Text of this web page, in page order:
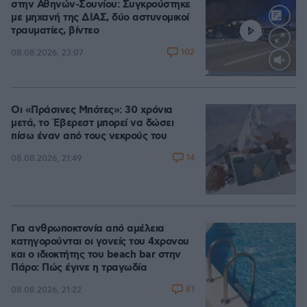
στην Αθηνών-Σουνίου: Συγκρούστηκε
με μηχανή της ΔΙΑΣ, δύο αστυνομικοί
τραυματίες, βίντεο
08.08.2026, 23:07 102
Οι «Πράσινες Μπότες»: 30 χρόνια
μετά, το Έβερεστ μπορεί να δώσει
πίσω έναν από τους νεκρούς του
08.08.2026, 21:49 14
Για ανθρωποκτονία από αμέλεια
κατηγορούνται οι γονείς του 4χρονου
και ο ιδιοκτήτης του beach bar στην
Πάρο: Πώς έγινε η τραγωδία
08.08.2026, 21:22 81